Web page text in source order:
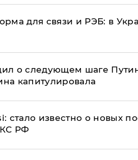
для связи и РЭБ: в
о следующем шаге
капитулировала
стало известно о новых
РФ